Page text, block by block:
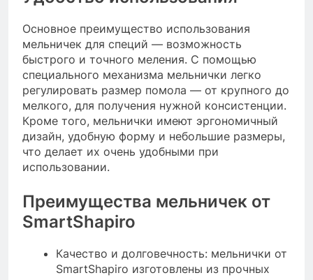
Основное преимущество использования
мельничек для специй — возможность
быстрого и точного меления. С помощью
специального механизма мельнички легко
регулировать размер помола — от крупного до
мелкого, для получения нужной консистенции.
Кроме того, мельнички имеют эргономичный
дизайн, удобную форму и небольшие размеры,
что делает их очень удобными при
использовании.
Преимущества мельничек от
SmartShapiro
Качество и долговечность: мельнички от
SmartShapiro изготовлены из прочных